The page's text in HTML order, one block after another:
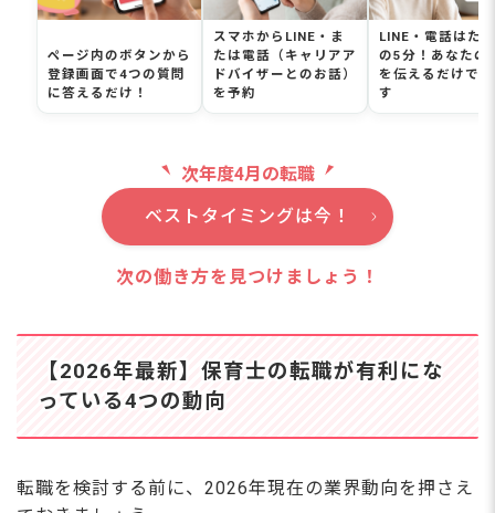
Q. ブランクがあっても転職できますか？
Q. まだ転職するか決めていませんが、相談だけでもで
きますか？
Q. 保育士をしながら副業はできますか？
保育士資格を活かせる仕事はたくさんある！一歩
ページ内のボタンから
登録画面で4つの質問
に答えるだけ！
スマホからLINE・ま
たは電話（キャリアア
ドバイザーとのお話）
を予約
LINE・電話はた
の5分！あなたの
を伝えるだけで
す
次年度4月の転職
ベストタイミングは今！
次の働き方を見つけましょう！
【2026年最新】保育士の転職が有利にな
っている4つの動向
転職を検討する前に、2026年現在の業界動向を押さえ